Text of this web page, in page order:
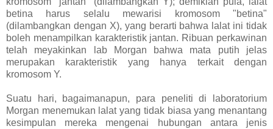
betina harus selalu mewarisi kromosom "betina"
(dilambangkan dengan X), yang berarti bahwa lalat ini tidak
boleh menampilkan karakteristik jantan. Ribuan perkawinan
telah meyakinkan lab Morgan bahwa mata putih jelas
merupakan karakteristik yang hanya terkait dengan
kromosom Y.
Suatu hari, bagaimanapun, para peneliti di laboratorium
Morgan menemukan lalat yang tidak biasa yang menantang
kesimpulan mereka mengenai hubungan antara jenis